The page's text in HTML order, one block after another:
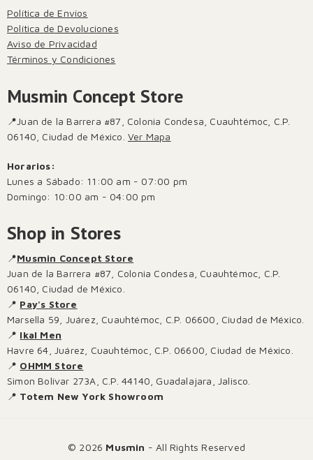
Política de Envíos
Política de Devoluciones
Aviso de Privacidad
Términos y Condiciones
Musmin Concept Store
📍Juan de la Barrera #87, Colonia Condesa, Cuauhtémoc, C.P.
06140, Ciudad de México. Ver Mapa
Horarios:
Lunes a Sábado: 11:00 am - 07:00 pm
Domingo: 10:00 am - 04:00 pm
Shop in Stores
📍Musmin Concept Store
Juan de la Barrera #87, Colonia Condesa, Cuauhtémoc, C.P.
06140, Ciudad de México.
📍 Pay's Store
Marsella 59, Juárez, Cuauhtémoc, C.P. 06600, Ciudad de México.
📍 Ikal Men
Havre 64, Juárez, Cuauhtémoc, C.P. 06600, Ciudad de México.
📍 OHMM Store
Simon Bolívar 273A, C.P. 44140, Guadalajara, Jalisco.
📍 Totem New York Showroom
© 2026 Musmin - All Rights Reserved